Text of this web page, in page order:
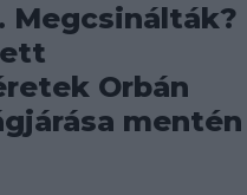
Megcsinálták?
Orbán
mentén